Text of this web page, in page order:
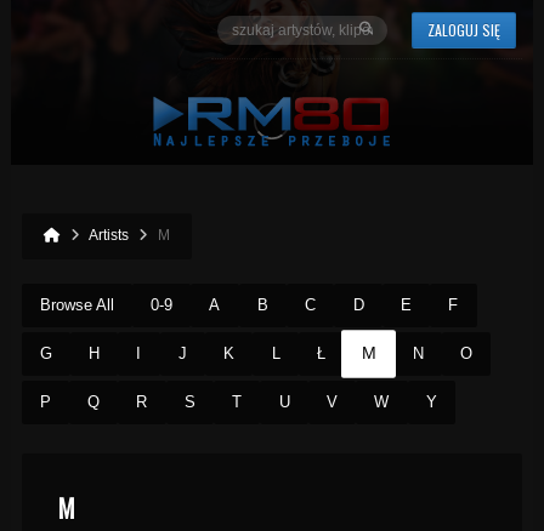
ZALOGUJ SIĘ
Artists M
Browse All 0-9 A B C D E F
G H J K L Ł M N O
P Q R S T U V W Y
M